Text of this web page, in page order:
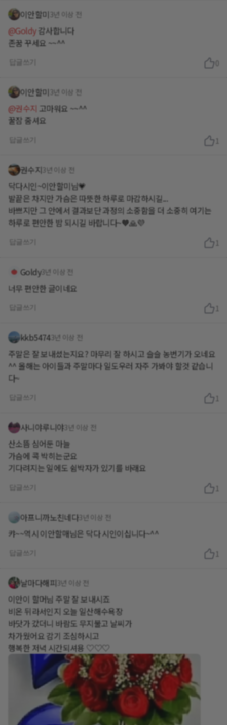
이안할미 3년 이상 전
@Goldy 감사합니다
존꿈 꾸세요 ~~^^
이안할미 3년 이상 전
@권수지 고마워요 ~~^^
꿀잠 줌셔요
1
권수지 3년 이상 전
닥다시인~이안할미님💗
발끝은 차지만 가슴은 따뜻한 하루로 마감하시길...
바쁘지만 그 안에서 결과보단 과정의 소중함을 더 소중히 여기는
하루로 편안한 밤 되시길 바랍니다~🧡🙏💜
1
Goldy3년 이상 전
너무 편안한 글이네요
1
kkb54743년 이상 전
주말은 잘 보내셨는지요? 마무리 잘 하시고 슬슬 농번기가 오네요
^^ 올해는 아이들과 주말마다 일도우러 자주 가봐야 할것 같습니
다~
1
사니야루니야 3년 이상 전
산소뜸 심어둔 마늘
가슴에 콕 박히는군요
기다려지는 일에도 쉼박자가 있기를 바래요
1
아프니까노친네다 3년 이상 전
캬~~역시 이안할매님은 닥다 시인이십니다~^^
1
날마다해피 3년 이상 전
이안이 할머님 주말 잘 보내시죠
비온 뒤라서인지 오늘 일산해수욕장
바닷가 갔더니 바람도 무지불고 날씨가
차가웠어요 감기 조심하시고